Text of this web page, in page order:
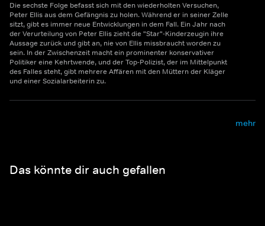
Die sechste Folge befasst sich mit den wiederholten Versuchen,
Peter Ellis aus dem Gefängnis zu holen. Während er in seiner Zelle
sitzt, gibt es immer neue Entwicklungen in dem Fall. Ein Jahr nach
der Verurteilung von Peter Ellis zieht die "Star"-Kinderzeugin ihre
Aussage zurück und gibt an, nie von Ellis missbraucht worden zu
sein. In der Zwischenzeit macht ein prominenter konservativer
Politiker eine Kehrtwende, und der Top-Polizist, der im Mittelpunkt
des Falles steht, gibt mehrere Affären mit den Müttern der Kläger
und einer Sozialarbeiterin zu.
mehr
Das könnte dir auch gefallen